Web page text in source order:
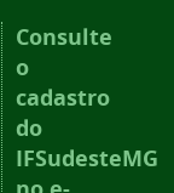
Consulte
o
cadastro
do
IFSudesteMG